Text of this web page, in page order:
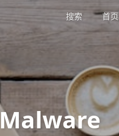
搜索 首页
Malware